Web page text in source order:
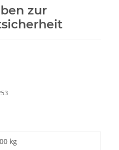
zur
kg